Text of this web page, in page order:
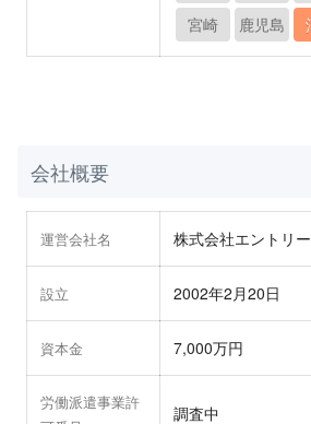
宮崎
鹿児島
会社概要
運営会社名 株式会社エントリー
設立 2002年2月20日
資本金 7,000万円
労働派遣事業許
調査中